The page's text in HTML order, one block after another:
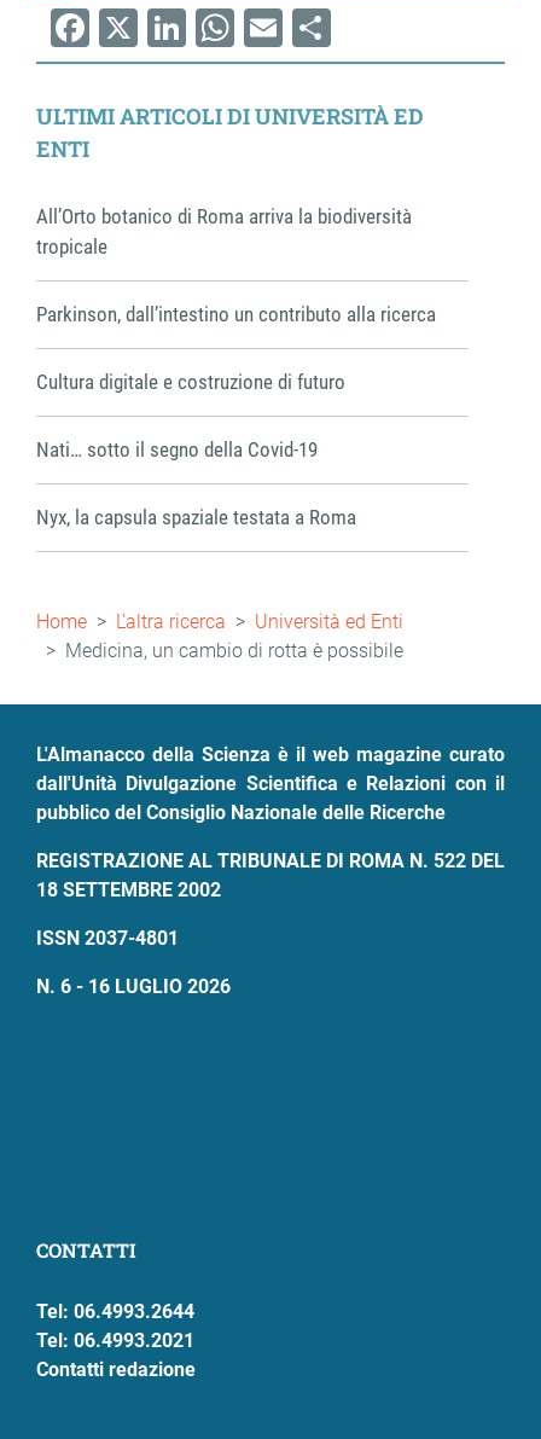
Facebook
X LinkedIn
WhatsApp
EmailShare
ULTIMI ARTICOLI DI UNIVERSITÀ ED
ENTI
All’Orto botanico di Roma arriva la biodiversità
tropicale
Parkinson, dall’intestino un contributo alla ricerca
Cultura digitale e costruzione di futuro
Nati… sotto il segno della Covid-19
Nyx, la capsula spaziale testata a Roma
Briciole
di
pane
Home L'altra ricerca
Università ed Enti
Medicina, un cambio di rotta è possibile
L'Almanacco della Scienza è il web magazine curato
dall'Unità Divulgazione Scientifica e Relazioni con il
pubblico del Consiglio Nazionale delle Ricerche
REGISTRAZIONE AL TRIBUNALE DI ROMA N. 522 DEL
18 SETTEMBRE 2002
ISSN 2037-4801
N. 6 - 16 LUGLIO 2026
CONTATTI
Tel: 06.4993.2644
Tel: 06.4993.2021
Contatti redazione